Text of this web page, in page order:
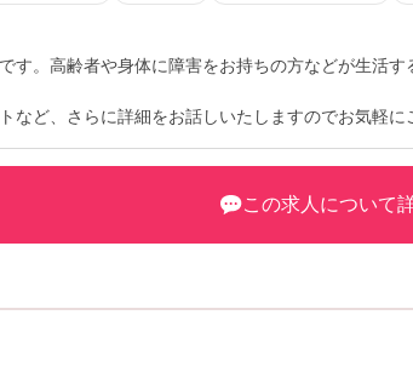
す。高齢者や身体に障害をお持ちの方などが生活
など、さらに詳細をお話しいたしますのでお気軽に
この求人について